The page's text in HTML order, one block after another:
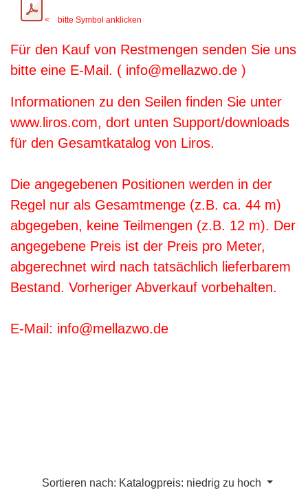
< bitte Symbol anklicken
Für den Kauf von Restmengen senden Sie uns
bitte eine E-Mail. ( info@mellazwo.de )
Informationen zu den Seilen finden Sie unter
www.liros.com, dort unten Support/downloads
für den Gesamtkatalog von Liros.
Die angegebenen Positionen werden in der
Regel nur als Gesamtmenge (z.B. ca. 44 m)
abgegeben, keine Teilmengen (z.B. 12 m). Der
angegebene Preis ist der Preis pro Meter,
abgerechnet wird nach tatsächlich lieferbarem
Bestand. Vorheriger Abverkauf vorbehalten.
E-Mail: info@mellazwo.de
Sortieren nach: Katalogpreis: niedrig zu hoch